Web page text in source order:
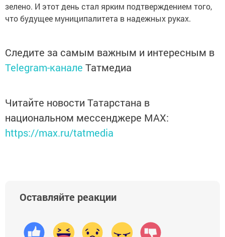
зелено. И этот день стал ярким подтверждением того,
что будущее муниципалитета в надежных руках.
Следите за самым важным и интересным в
Telegram-канале Татмедиа
Читайте новости Татарстана в
национальном мессенджере MАХ:
https://max.ru/tatmedia
Оставляйте реакции